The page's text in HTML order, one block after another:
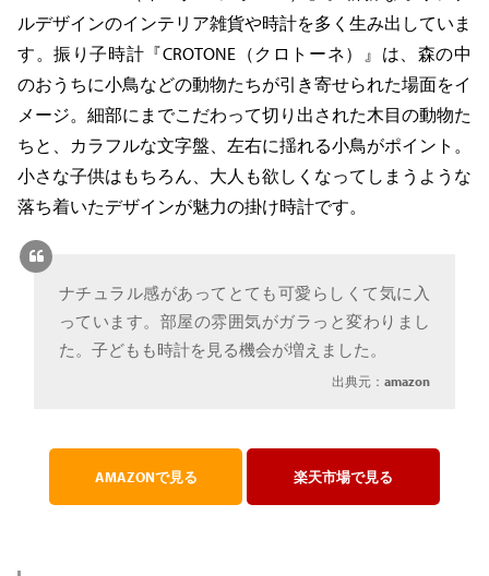
ルデザインのインテリア雑貨や時計を多く生み出していま
す。振り子時計『CROTONE（クロトーネ）』は、森の中
のおうちに小鳥などの動物たちが引き寄せられた場面をイ
メージ。細部にまでこだわって切り出された木目の動物た
ちと、カラフルな文字盤、左右に揺れる小鳥がポイント。
小さな子供はもちろん、大人も欲しくなってしまうような
落ち着いたデザインが魅力の掛け時計です。
ナチュラル感があってとても可愛らしくて気に入
っています。部屋の雰囲気がガラっと変わりまし
た。子どもも時計を見る機会が増えました。
出典元：amazon
AMAZONで見る 楽天市場で見る